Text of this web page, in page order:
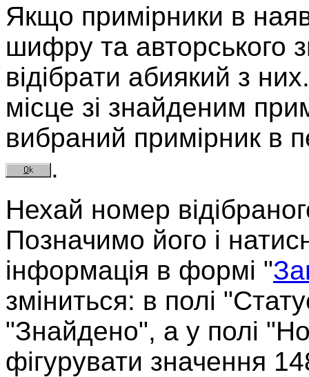
Якщо примірники в
шифру та авторського
відібрати абиякий з
місце зі знайденим
вибраний примірник в
.
Нехай номер
Позначимо його і
інформація в формі "
зміниться: в полі
"Знайдено", а у полі
фігурувати значення